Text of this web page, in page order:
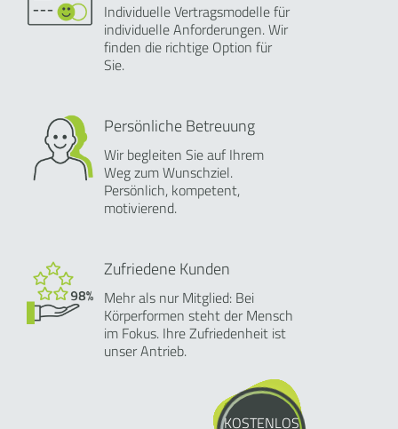
Individuelle Vertragsmodelle für
individuelle Anforderungen. Wir
finden die richtige Option für
Sie.
Persönliche Betreuung
Wir begleiten Sie auf Ihrem
Weg zum Wunschziel.
Persönlich, kompetent,
motivierend.
Zufriedene Kunden
Mehr als nur Mitglied: Bei
Körperformen steht der Mensch
im Fokus. Ihre Zufriedenheit ist
unser Antrieb.
KOSTENLOS